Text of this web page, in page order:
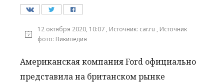
12 октября 2020, 10:07 , Источник: car.ru , Источник
фото: Википедия
Американская компания Ford официально
представила на британском рынке